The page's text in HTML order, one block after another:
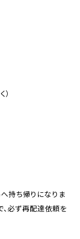
持ち帰りになりま
、必ず再配達依頼を